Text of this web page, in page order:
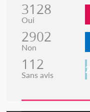
3128
Oui
2902
Non
112
Sans avis